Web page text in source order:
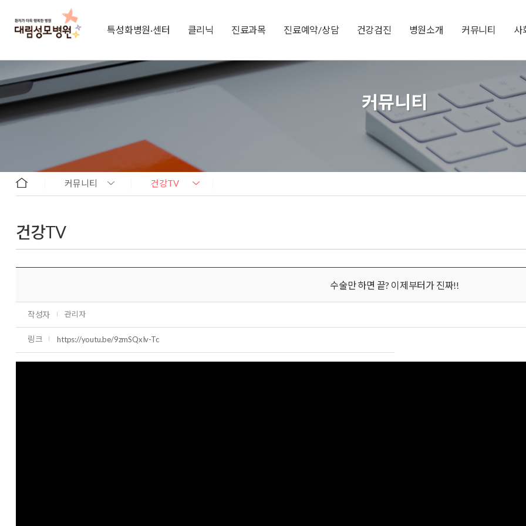
특성화병원·센터 클리닉 진료과목 진료예약/상담 건강검진 병원소개 커뮤니티 사
커뮤니티
커뮤니티 건강TV
건강TV
수술만 하면 끝? 이제부터가 진짜!!
작성자 관리자
링크 https://youtu.be/9zmSQxIv-Tc